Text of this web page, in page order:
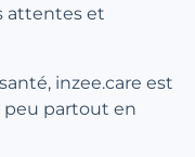
attentes et
inzee.care est
partout en